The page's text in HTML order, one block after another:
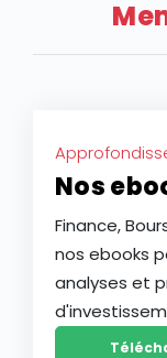
Nos
Finance,
nos ebooks
analyses et